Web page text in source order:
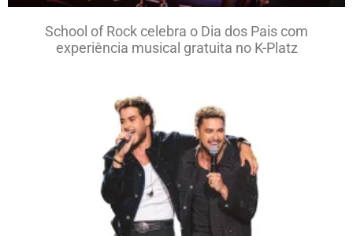
School of Rock celebra o Dia dos Pais com
experiência musical gratuita no K-Platz